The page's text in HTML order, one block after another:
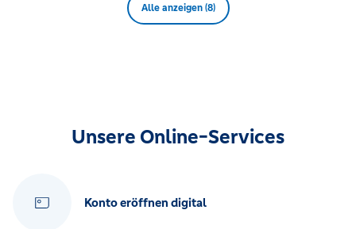
Alle anzeigen (8)
Unsere Online-Services
Konto eröffnen digital